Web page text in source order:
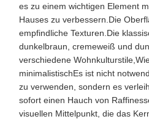
es zu einem wichtigen Element
Hauses zu verbessern.Die
empfindliche Texturen.Die
dunkelbraun, cremeweiß und
verschiedene
minimalistischEs ist nicht
zu verwenden, sondern es
sofort einen Hauch von
visuellen Mittelpunkt, die das